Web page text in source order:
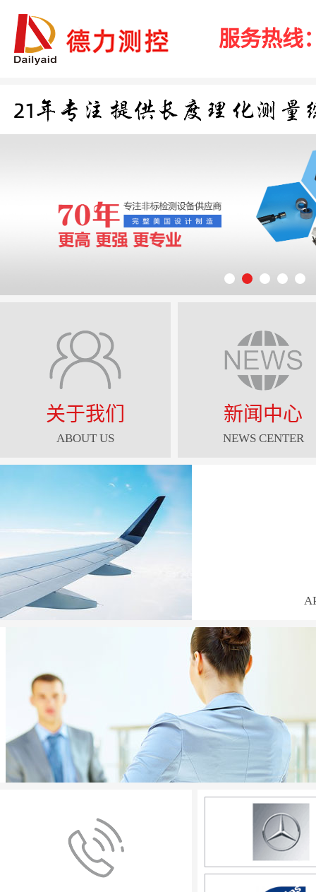
服务热线
关于我们
ABOUT US
新闻中心
NEWS CENTER